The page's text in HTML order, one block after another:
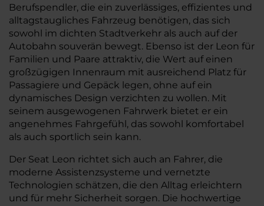
Berufspendler, die ein zuverlässiges, effizientes und
alltagstaugliches Fahrzeug benötigen, das sich
sowohl im dichten Stadtverkehr als auch auf der
Autobahn souverän bewegt. Ebenso ist der Leon für
Familien und Paare attraktiv, die Wert auf einen
großzügigen Innenraum mit ausreichend Platz für
Passagiere und Gepäck legen, ohne auf ein
dynamisches Design verzichten zu wollen. Mit
seinem ausgewogenen Fahrwerk bietet er ein
angenehmes Fahrgefühl, das sowohl komfortabel
als auch sportlich sein kann.
Der Seat Leon richtet sich auch an Fahrer, die
moderne Assistenzsysteme und vernetzte
Technologien schätzen, die den Alltag erleichtern
und für mehr Sicherheit sorgen. Die hochwertige